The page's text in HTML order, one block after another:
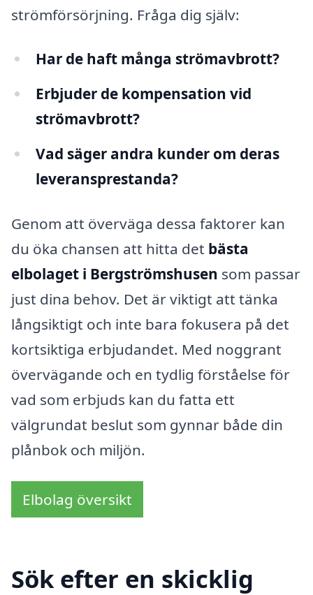
strömförsörjning. Fråga dig själv:
Har de haft många strömavbrott?
Erbjuder de kompensation vid
strömavbrott?
Vad säger andra kunder om deras
leveransprestanda?
Genom att överväga dessa faktorer kan
du öka chansen att hitta det bästa
elbolaget i Bergströmshusen som passar
just dina behov. Det är viktigt att tänka
långsiktigt och inte bara fokusera på det
kortsiktiga erbjudandet. Med noggrant
övervägande och en tydlig förståelse för
vad som erbjuds kan du fatta ett
välgrundat beslut som gynnar både din
plånbok och miljön.
Elbolag översikt
Sök efter en skicklig